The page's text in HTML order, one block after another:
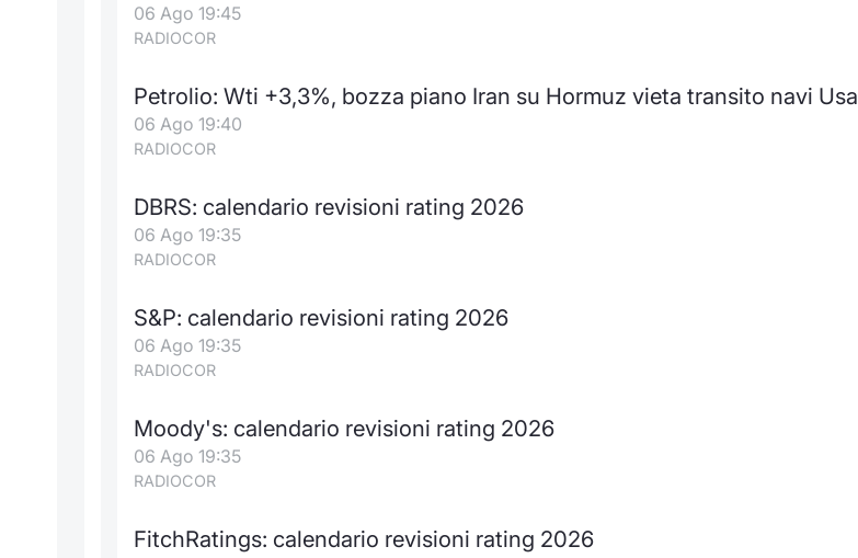
06 Ago 19:45
RADIOCOR
Petrolio: Wti +3,3%, bozza piano Iran su Hormuz vieta transito navi Usa
06 Ago 19:40
RADIOCOR
DBRS: calendario revisioni rating 2026
06 Ago 19:35
RADIOCOR
S&P: calendario revisioni rating 2026
06 Ago 19:35
RADIOCOR
Moody's: calendario revisioni rating 2026
06 Ago 19:35
RADIOCOR
FitchRatings: calendario revisioni rating 2026